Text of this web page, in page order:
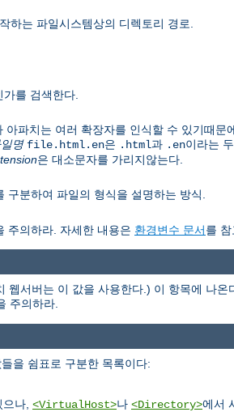
하는 파일시스템상의 디렉토리 경로.
가를 검색한다.
파치는 여러 확장자를 인식할 수 있기때문
명 file.html.en은 .html과 .en이라는
은 대소문자를 가리지않는다.
분하여 파일의 형식을 설명하는 방식.
주의하라. 자세한 내용은 환경변수 문서를 참
웹서버는 이 값을 사용한다.) 이 항목에 나
주의하라.
을 쉼표로 구분한 목록이다:
나, <VirtualHost>나 <Directory>에서